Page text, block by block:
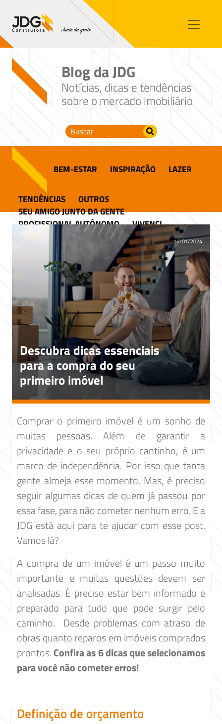
Contato
Sobre nós
Blog
Blog da JDG
Notícias, dicas e tendências
sobre o mercado imobiliário
BEM-ESTAR INSPIRAÇÃO LAZER
TENDÊNCIAS
OUTROS
SEU AMIGO JUNTO DA GENTE
PROFISSIONAL AUTÔNOMO
VIVENCI
Descubra dicas essenciais
para a compra do seu
primeiro imóvel
16/01/2024
Comprar o primeiro imóvel é um sonho de
muitas pessoas. Além de garantir a
privacidade e o seu próprio cantinho, é um
marco de independência. Por isso que tanta
gente almeja esse momento. Mas, é preciso
seguir algumas dicas de quem já passou por
essa fase, para não cometer nenhum erro. E a
JDG está aqui para te ajudar com esse post.
Vamos lá?
A compra de um imóvel é um passo muito
importante e muitas questões devem ser
analisadas. É preciso estar bem informado e
preparado para tudo que pode surgir pelo
caminho. Desde problemas com atraso de
obras quanto reparos em imóveis comprados
prontos.Confira as 6 dicas que selecionamos
para você não cometer erros!
Definição de orçamento